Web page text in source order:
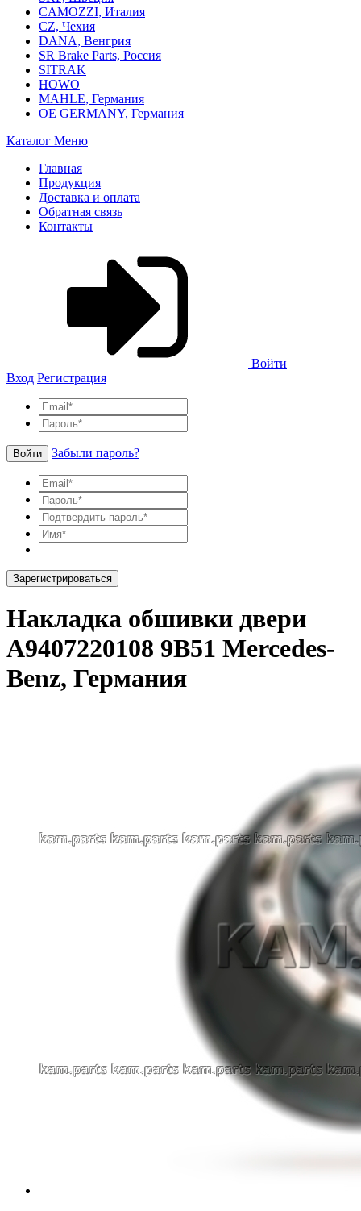
CAMOZZI, Италия
CZ, Чехия
DANA, Венгрия
SR Brake Parts, Россия
SITRAK
HOWO
MAHLE, Германия
OE GERMANY, Германия
Каталог Меню
Главная
Продукция
Доставка и оплата
Обратная связь
Контакты
Войти
Вход Регистрация
Войти Забыли пароль?
Зарегистрироваться
Накладка обшивки двери
A9407220108 9B51 Mercedes-
Benz, Германия